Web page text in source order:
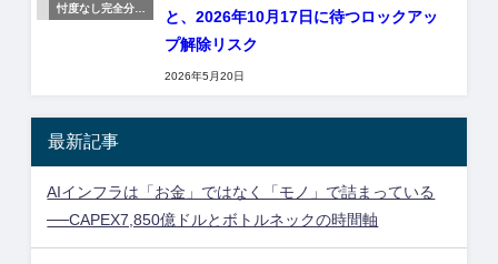
忖度なし完全分析
と、2026年10月17日に待つロックアッ
プ解除リスク
2026年5月20日
最新記事
AIインフラは「お金」ではなく「モノ」で詰まっている
──CAPEX7,850億ドルとボトルネックの時間軸